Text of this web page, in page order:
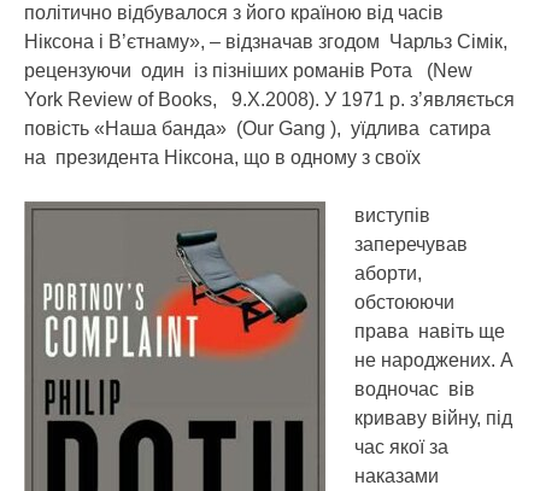
політично відбувалося з його країною від часів
Ніксона і В’єтнаму», – відзначав згодом Чарльз Сімік,
рецензуючи один із пізніших романів Рота (New
York Review of Books, 9.Х.2008). У 1971 р. з’являється
повість «Наша банда» (Our Gang ), уїдлива сатира
на президента Ніксона, що в одному з своїх
виступів
заперечував
аборти,
обстоюючи
права навіть ще
не народжених. А
водночас вів
криваву війну, під
час якої за
наказами